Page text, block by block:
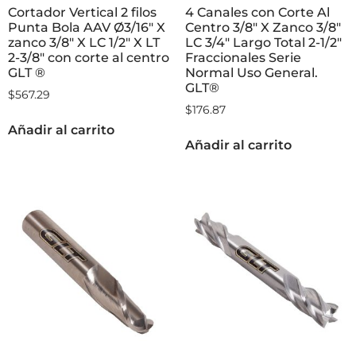
Cortador Vertical 2 filos
Punta Bola AAV Ø3/16″ X
zanco 3/8″ X LC 1/2″ X LT
2-3/8″ con corte al centro
GLT ®
$567.29
Añadir al carrito
4 Canales con Corte Al
Centro 3/8″ X Zanco 3/8″
LC 3/4″ Largo Total 2-1/2″
Fraccionales Serie
Normal Uso General.
GLT®
$176.87
Añadir al carrito